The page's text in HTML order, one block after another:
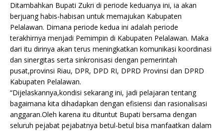
Ditambahkan Bupati Zukri di periode keduanya ini, ia akan
berjuang habis-habisan untuk memajukan Kabupaten
Pelalawan. Dimana periode kedua ini adalah periode
terakhirnya menjadi Pemimpin di Kabupaten Pelalawan. Maka
dari itu dirinya akan terus meningkatkan komunikasi koordinasi
dan sinergitas serta sinkronisasi dengan pemerintah
pusat,provinsi Riau, DPR, DPD RI, DPRD Provinsi dan DPRD
Kabupaten Pelalawan.
“Dijelaskannya,kondisi sekarang ini, jadi pelajaran tentang
bagaimana kita dihadapkan dengan efisiensi dan rasionalisasi
anggaran.Oleh karena itu dituntut Bupati bersama dengan
seluruh pejabat pejabatnya betul-betul bisa manfaatkan dalam